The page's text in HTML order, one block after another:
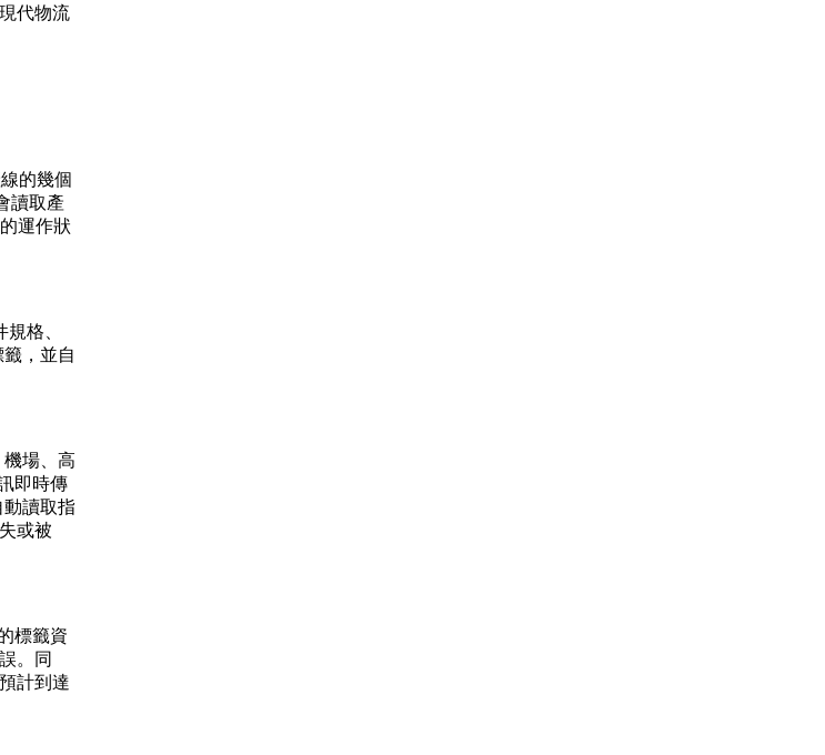
代物流
的幾個
讀取產
運作狀
格、
，並自
場、高
即時傳
動讀取指
或被
標籤資
。同
計到達